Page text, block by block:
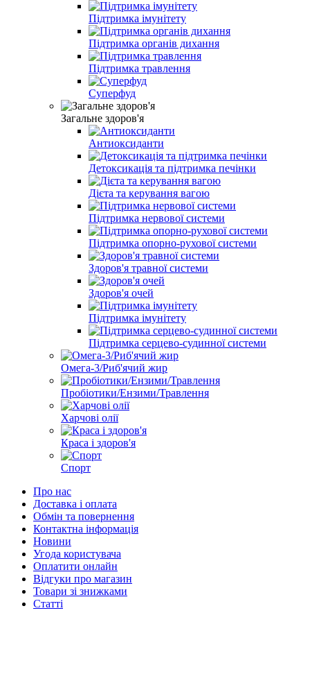
Підтримка імунітету
Підтримка органів дихання
Підтримка травлення
Суперфуд
Загальне здоров'я
Антиоксиданти
Детоксикація та підтримка печінки
Дієта та керування вагою
Підтримка нервової системи
Підтримка опорно-рухової системи
Здоров'я травної системи
Здоров'я очей
Підтримка імунітету
Підтримка серцево-судинної системи
Омега-3/Риб'ячий жир
Пробіотики/Ензими/Травлення
Харчові олії
Краса і здоров'я
Спорт
Про нас
Доставка і оплата
Обмін та повернення
Контактна інформація
Новини
Угода користувача
Оплатити онлайн
Відгуки про магазин
Товари зі знижками
Статті